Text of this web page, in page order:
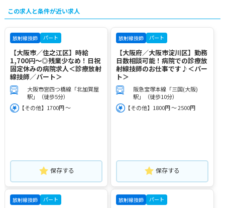
この求人と条件が近い求人
放射線技師 パート
【大阪市／住之江区】時給
1,700円～◎残業少なめ！日祝
固定休みの病院求人＜診療放射
線技師／パート＞
大阪市営四つ橋線「北加賀屋
駅」（徒歩5分）
【その他】1700円 ～
保存する
放射線技師 パート
【大阪府／大阪市淀川区】勤務
日数相談可能！病院での診療放
射線技師のお仕事です♪＜パー
ト＞
阪急宝塚本線「三国(大阪)
駅」（徒歩10分）
【その他】1800円 ～ 2500円
保存する
放射線技師 パート 放射線技師 パート